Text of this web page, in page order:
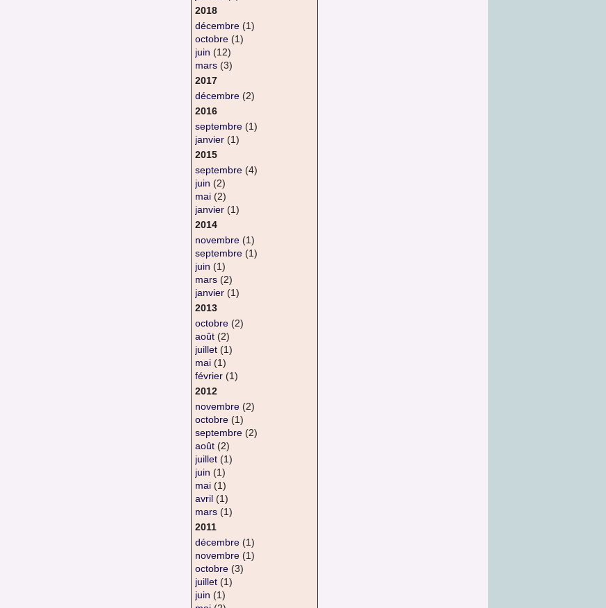
2018
décembre (1)
octobre (1)
juin (12)
mars (3)
2017
décembre (2)
2016
septembre (1)
janvier (1)
2015
septembre (4)
juin (2)
mai (2)
janvier (1)
2014
novembre (1)
septembre (1)
juin (1)
mars (2)
janvier (1)
2013
octobre (2)
août (2)
juillet (1)
mai (1)
février (1)
2012
novembre (2)
octobre (1)
septembre (2)
août (2)
juillet (1)
juin (1)
mai (1)
avril (1)
mars (1)
2011
décembre (1)
novembre (1)
octobre (3)
juillet (1)
juin (1)